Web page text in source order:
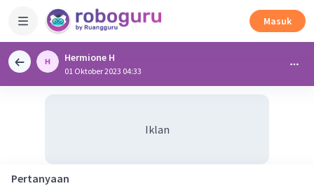
Masuk
Hermione H
01 Oktober 2023 04:33
Iklan
Pertanyaan